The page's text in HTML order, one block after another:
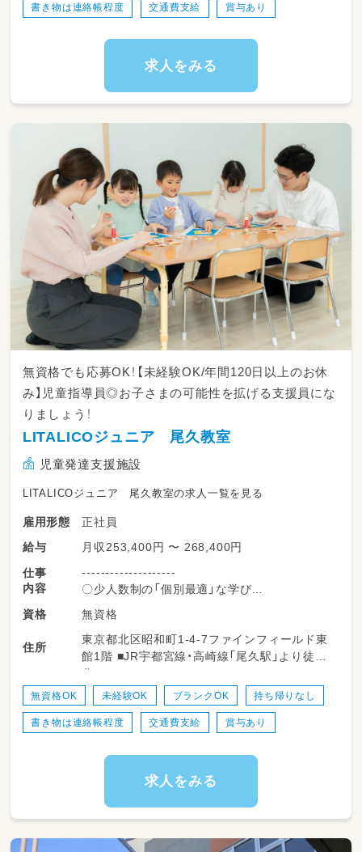
支援においては「好き・楽しい」を大切にしてお
なく、LITALICOジュニアに来ることを楽しみ
に通ってきています。
--------------------
お子さまが日々の生活の中で、長い時間を過ご
すのは「家庭」であり「園や学校」です。
そのため、LITALICOジュニアでは、そういった
お子さまを取り巻く環境にもアプローチをして
います。
「保育所等訪問支援」では、お子さまの通う園や
学校に支援員が出向き、直接支援と、先生方に対
する間接支援を行います。
園や学校がお子さまにとって過ごしやすい場所
になることで、お子さまの笑顔が増えていきま
--------------------
〇保護者さまのサポートも
お子さまの発達に悩みを抱える保護者さまは大
きなご不安を抱えてLITALICOジュニアに来て
くださいます。
お子さまの支援の計画を共有します。
そして、LITALICOジュニアに通う中でお子さ
まが一つひとつ「できた」を積み重ねることが、
保護者さまの安心につながっています。
レクチャーする「ペアレントトレーニング」も行
っています。
ご不安が軽減し、関わり方のコツを知ることで、
子さまの笑顔が増えるといったケースがとても
多いです。
--------------------
〇根拠に基づいた支援と育成体制
--------------------
LITALICOジュニアではABA（応用行動分析）に
や感覚だけでなく、理論的に支援を学ぶことが
また、入社時研修や、トレーナーによる育成体
制、Eラーニングでいつでも理論を学べる環境
援を提供できる仕組みが整っています。
書き物は連絡帳程度 交通費支給 賞与あり
求人をみる
無資格でも応募OK！【未経験OK/年間120日以上のお休
み】児童指導員◎お子さまの可能性を拡げる支援員にな
りましょう！
LITALICOジュニア 尾久教室
児童発達支援施設
LITALICOジュニア 尾久教室の求人一覧を見る
雇用形態
正社員
給与
月収253,400円 〜 268,400円
仕事
内容
--------------------
〇少人数制の「個別最適」な学び
--------------------
LITALICOジュニアでは、指導員1名に対して1
～4名程度の少人数で支援を行っています。
また、お子さま一人ひとりに対して完全オーダ
だからこれができないと」ではなく、今そのお子
さまにとって必要な学びを提供できます。
支援においては「好き・楽しい」を大切にしてお
なく、LITALICOジュニアに来ることを楽しみ
に通ってきています。
--------------------
--------------------
資格 無資格
住所
東京都北区昭和町1-4-7ファインフィールド東
館1階 ■JR宇都宮線・高崎線「尾久駅」より徒歩3
分
無資格OK 未経験OK ブランクOK 持ち帰りなし
書き物は連絡帳程度 交通費支給 賞与あり
求人をみる